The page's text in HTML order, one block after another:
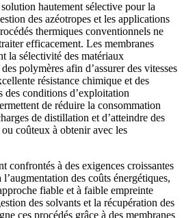
hautement sélective pour la
des azéotropes et les applications
thermiques conventionnels ne
efficacement. Les membranes
la sélectivité des matériaux
polymères afin d’assurer des vitesses
résistance chimique et des
des conditions d’exploitation
de réduire la consommation
de distillation et d’atteindre des
coûteux à obtenir avec les
confrontés à des exigences croissantes
des coûts énergétiques,
fiable et à faible empreinte
des solvants et la récupération des
ces procédés grâce à des membranes